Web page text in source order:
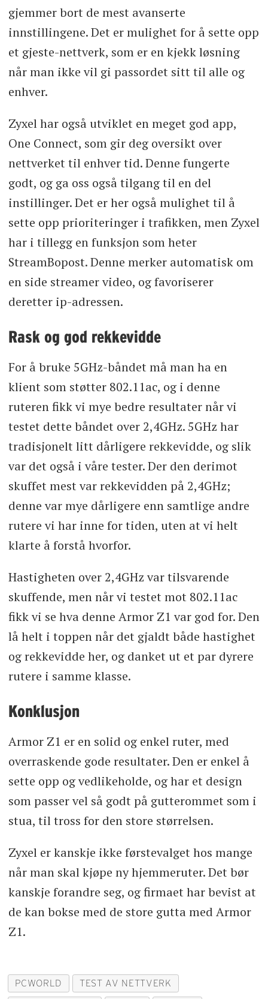
gjemmer bort de mest avanserte
innstillingene. Det er mulighet for å sette opp
et gjeste-nettverk, som er en kjekk løsning
når man ikke vil gi passordet sitt til alle og
enhver.
Zyxel har også utviklet en meget god app,
One Connect, som gir deg oversikt over
nettverket til enhver tid. Denne fungerte
godt, og ga oss også tilgang til en del
instillinger. Det er her også mulighet til å
sette opp prioriteringer i trafikken, men Zyxel
har i tillegg en funksjon som heter
StreamBopost. Denne merker automatisk om
en side streamer video, og favoriserer
deretter ip-adressen.
Rask og god rekkevidde
For å bruke 5GHz-båndet må man ha en
klient som støtter 802.11ac, og i denne
ruteren fikk vi mye bedre resultater når vi
testet dette båndet over 2,4GHz. 5GHz har
tradisjonelt litt dårligere rekkevidde, og slik
var det også i våre tester. Der den derimot
skuffet mest var rekkevidden på 2,4GHz;
denne var mye dårligere enn samtlige andre
rutere vi har inne for tiden, uten at vi helt
klarte å forstå hvorfor.
Hastigheten over 2,4GHz var tilsvarende
skuffende, men når vi testet mot 802.11ac
fikk vi se hva denne Armor Z1 var god for. Den
lå helt i toppen når det gjaldt både hastighet
og rekkevidde her, og danket ut et par dyrere
rutere i samme klasse.
Konklusjon
Armor Z1 er en solid og enkel ruter, med
overraskende gode resultater. Den er enkel å
sette opp og vedlikeholde, og har et design
som passer vel så godt på gutterommet som i
stua, til tross for den store størrelsen.
Zyxel er kanskje ikke førstevalget hos mange
når man skal kjøpe ny hjemmeruter. Det bør
kanskje forandre seg, og firmaet har bevist at
de kan bokse med de store gutta med Armor
Z1.
PCWORLD TEST AV NETTVERK